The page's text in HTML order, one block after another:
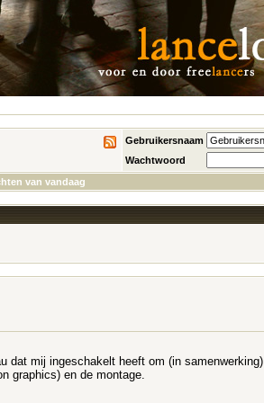
Gebruikersnaam
Wachtwoord
van vandaag
dat mij ingeschakelt heeft om (in samenwerking)
graphics) en de montage.